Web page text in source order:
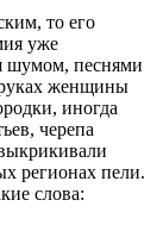
то его
уже
шумом, песнями
женщины
иногда
черепа
регионах пели.
слова: